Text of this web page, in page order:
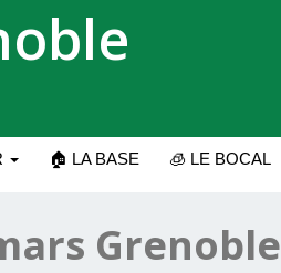
🏠 LA BASE 🧊 LE BOCAL
Grenoble